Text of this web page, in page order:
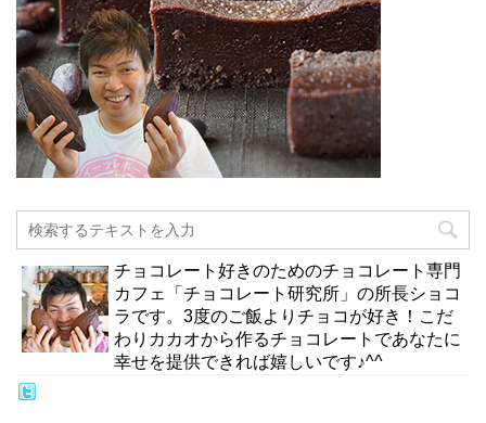
チョコレート好きのためのチョコレート専門
カフェ「チョコレート研究所」の所長ショコ
ラです。3度のご飯よりチョコが好き！こだ
わりカカオから作るチョコレートであなたに
幸せを提供できれば嬉しいです♪^^